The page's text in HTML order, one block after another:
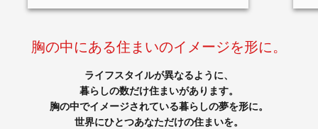
胸の中にある住まいのイメージを形に。
ライフスタイルが異なるように、
暮らしの数だけ住まいがあります。
胸の中でイメージされている暮らしの夢を形に。
世界にひとつあなただけの住まいを。